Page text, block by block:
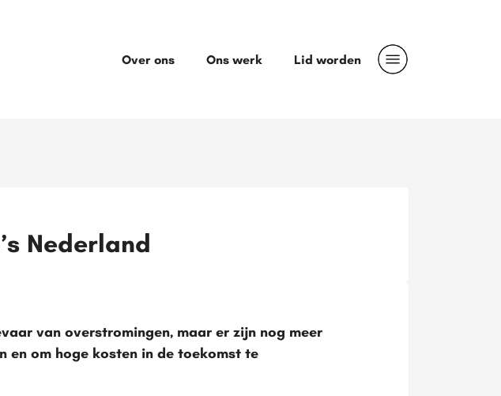
Over ons Ons werk Lid worden
Nederland
van overstromingen, maar er zijn nog meer
en om hoge kosten in de toekomst te